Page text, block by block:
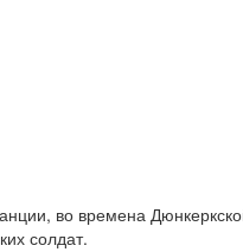
во времена
солдат.